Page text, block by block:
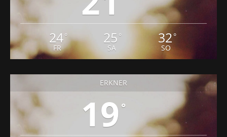
24°
FR
25 °
SA
32 °
SO
ERKNER
19 °